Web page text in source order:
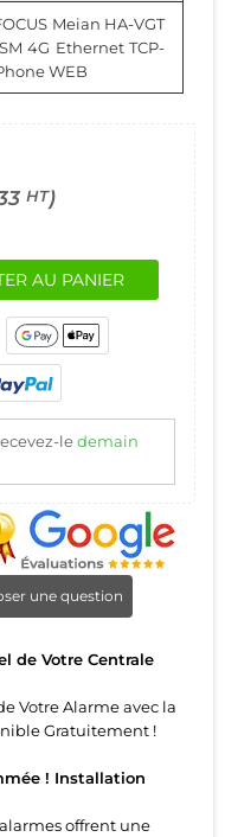
Meian HA-VGT
4G Ethernet TCP-
WEB
HT)
AU PANIER
ledemain
une question
de Votre Centrale
Votre Alarme avec la
Gratuitement !
! Installation
offrent une